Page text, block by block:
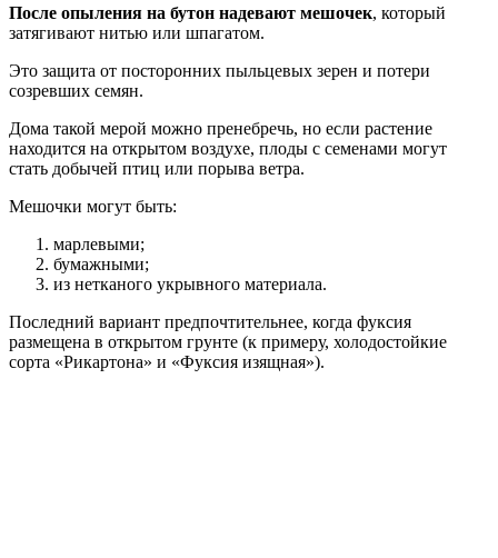
После опыления на бутон надевают мешочек, который
затягивают нитью или шпагатом.
Это защита от посторонних пыльцевых зерен и потери
созревших семян.
Дома такой мерой можно пренебречь, но если растение
находится на открытом воздухе, плоды с семенами могут
стать добычей птиц или порыва ветра.
Мешочки могут быть:
марлевыми;
бумажными;
из нетканого укрывного материала.
Последний вариант предпочтительнее, когда фуксия
размещена в открытом грунте (к примеру, холодостойкие
сорта «Рикартона» и «Фуксия изящная»).